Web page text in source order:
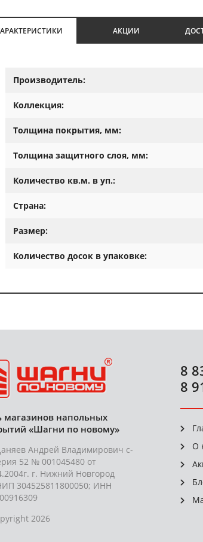
АКЦИИ
Производитель:
Коллекция:
Толщина покрытия, мм:
Толщина защитного слоя, мм:
Количество кв.м. в уп.:
Страна:
Размер:
Количество досок в упаковке:
магазинов напольных
«Шагни по новому»
Андрей Владимирович с-
52 № 001045480 от
г. Нижний Новгород
304525811800050; ИНН
2026
8
8
О